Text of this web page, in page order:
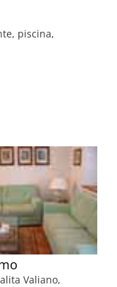
piscina,
Valiano,